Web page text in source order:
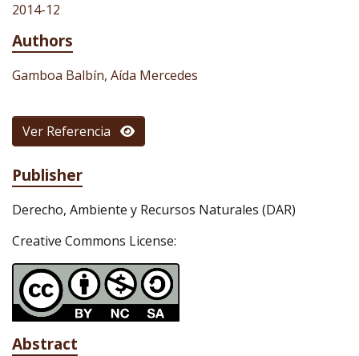
2014-12
Authors
Gamboa Balbín, Aída Mercedes
Ver Referencia
Publisher
Derecho, Ambiente y Recursos Naturales (DAR)
Creative Commons License:
Abstract